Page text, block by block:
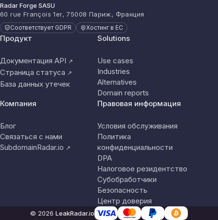
Radar Forge SASU
60 rue François 1er, 75008 Париж, Франция
Соответствует GDPR Хостинг в ЕС
Продукт
Документация API ↗
Страница статуса ↗
База данных утечек
Solutions
Use cases
Industries
Alternatives
Domain reports
Компания
Блог
Связаться с нами
SubdomainRadar.io ↗
Правовая информация
Условия обслуживания
Политика
конфиденциальности
DPA
Налоговое резидентство
Субобработчики
Безопасность
Центр доверия
© 2026 LeakRadar.io